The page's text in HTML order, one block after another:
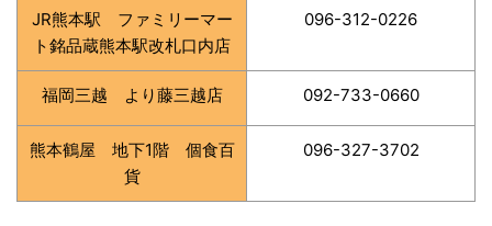
JR熊本駅 ファミリーマー
ト銘品蔵熊本駅改札口内店
096-312-0226
福岡三越 より藤三越店 092-733-0660
熊本鶴屋 地下1階 個食百
貨
096-327-3702